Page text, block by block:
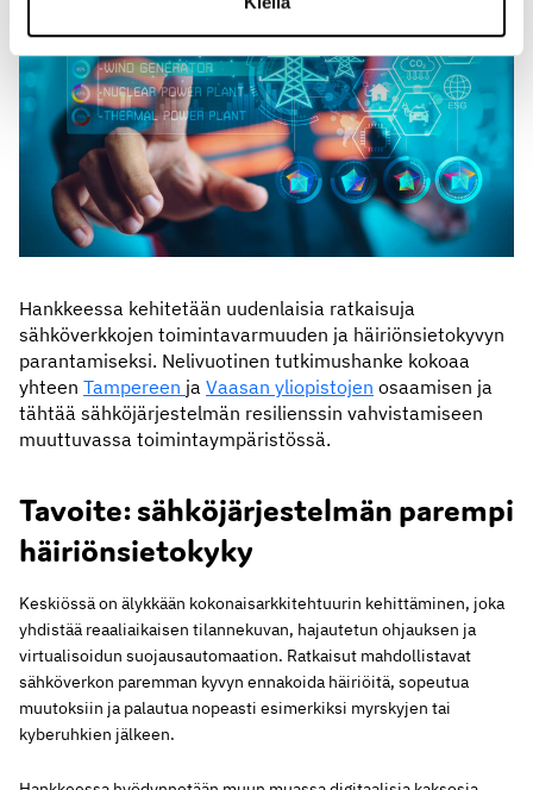
Hankkeessa kehitetään uudenlaisia ratkaisuja
sähköverkkojen toimintavarmuuden ja häiriönsietokyvyn
parantamiseksi. Nelivuotinen tutkimushanke kokoaa
yhteen Tampereen ja Vaasan yliopistojen osaamisen ja
tähtää sähköjärjestelmän resilienssin vahvistamiseen
muuttuvassa toimintaympäristössä.
Tavoite: sähköjärjestelmän parempi
häiriönsietokyky
Keskiössä on älykkään kokonaisarkkitehtuurin kehittäminen, joka
yhdistää reaaliaikaisen tilannekuvan, hajautetun ohjauksen ja
virtualisoidun suojausautomaation. Ratkaisut mahdollistavat
sähköverkon paremman kyvyn ennakoida häiriöitä, sopeutua
muutoksiin ja palautua nopeasti esimerkiksi myrskyjen tai
kyberuhkien jälkeen.